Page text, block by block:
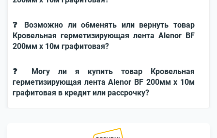
❓ Возможно ли обменять или вернуть товар
Кровельная герметизирующая лента Alenor BF
200мм x 10м графитовая?
❓ Могу ли я купить товар Кровельная
герметизирующая лента Alenor BF 200мм x 10м
графитовая в кредит или рассрочку?